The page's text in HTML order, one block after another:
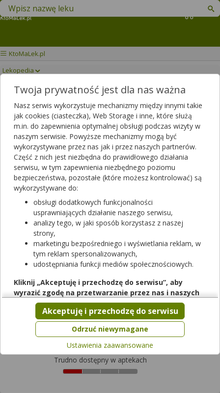
Koszyk
Znajdź lek w swojej okolicy
KtoMaLek.pl
Lekopedia
2BE SLIM Drukuj/Zapisz
2be Slim
| 60 tabl.
suplement diety
Rezerwuj
Cena zależna od apteki
Trudno dostępny w aptekach
Twoja prywatność jest dla nas ważna
Nasz serwis wykorzystuje mechanizmy między innymi takie
jak cookies (ciasteczka), Web Storage i inne, które służą
m.in. do zapewnienia optymalnej obsługi podczas wizyty w
naszym serwisie. Powyższe mechanizmy mogą być
wykorzystywane przez nas jak i przez naszych partnerów.
Część z nich jest niezbędna do prawidłowego działania
serwisu, w tym zapewnienia niezbędnego poziomu
bezpieczeństwa, pozostałe (które możesz kontrolować) są
wykorzystywane do:
obsługi dodatkowych funkcjonalności
usprawniających działanie naszego serwisu,
analizy tego, w jaki sposób korzystasz z naszej
strony,
marketingu bezpośredniego i wyświetlania reklam, w
tym reklam spersonalizowanych,
udostępniania funkcji mediów społecznościowych.
Kliknij „Akceptuję i przechodzę do serwisu”, aby
wyrazić zgodę na przetwarzanie przez nas i naszych
partnerów Twoich danych w powyższych celach.
Pamiętaj, że wyrażenie zgody jest dobrowolne, a wyrażoną
zgodę możesz w każdej chwili cofnąć, możesz też wycofać
zgodę na przetwarzanie Twoich danych tylko w niektórych
celach. Jeżeli chcesz dowiedzieć się więcej lub chcesz
przeprowadzić konfigurację szczegółową, to możesz tego
dokonać za pomocą „Ustawień zaawansowanych”.
Odrzuć niewymagane
Akceptuję i przechodzę do serwisu
Ustawienia zaawansowane